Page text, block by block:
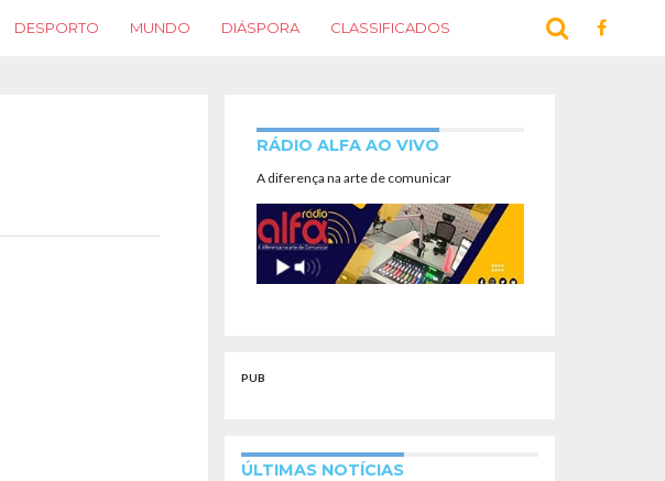
DESPORTO MUNDO DIÁSPORA CLASSIFICADOS
RÁDIO ALFA AO VIVO
A diferença na arte de comunicar
PUB
ÚLTIMAS NOTÍCIAS